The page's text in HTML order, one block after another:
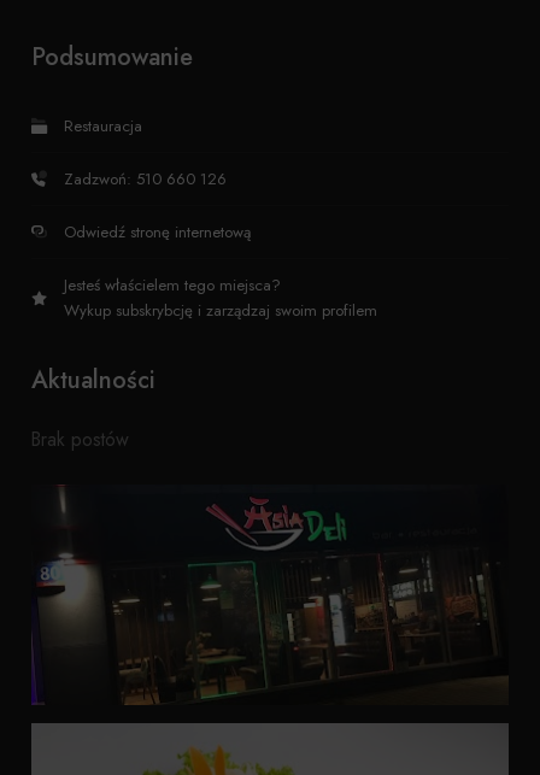
Podsumowanie
Restauracja
Zadzwoń: 510 660 126
Odwiedź stronę internetową
Jesteś właścielem tego miejsca?
Wykup subskrybcję i zarządzaj swoim profilem
Aktualności
Brak postów